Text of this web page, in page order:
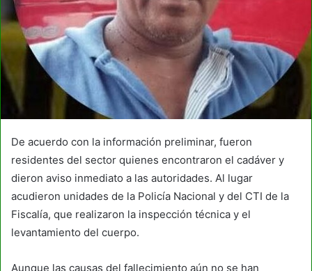
De acuerdo con la información preliminar, fueron
residentes del sector quienes encontraron el cadáver y
dieron aviso inmediato a las autoridades. Al lugar
acudieron unidades de la Policía Nacional y del CTI de la
Fiscalía, que realizaron la inspección técnica y el
levantamiento del cuerpo.
Aunque las causas del fallecimiento aún no se han